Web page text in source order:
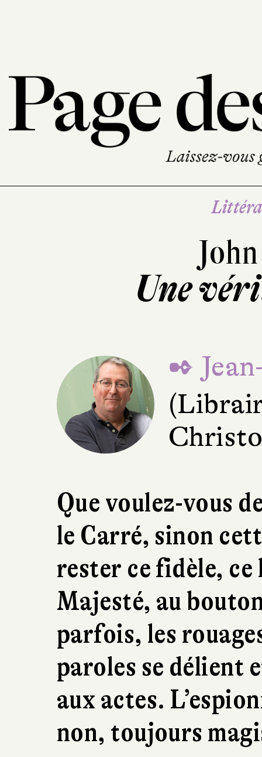
Une
✒
Que voulez-vous
le Carré, sinon
rester ce fidèle, ce
Majesté, au
parfois, les
paroles se délient
aux actes.
non, toujours